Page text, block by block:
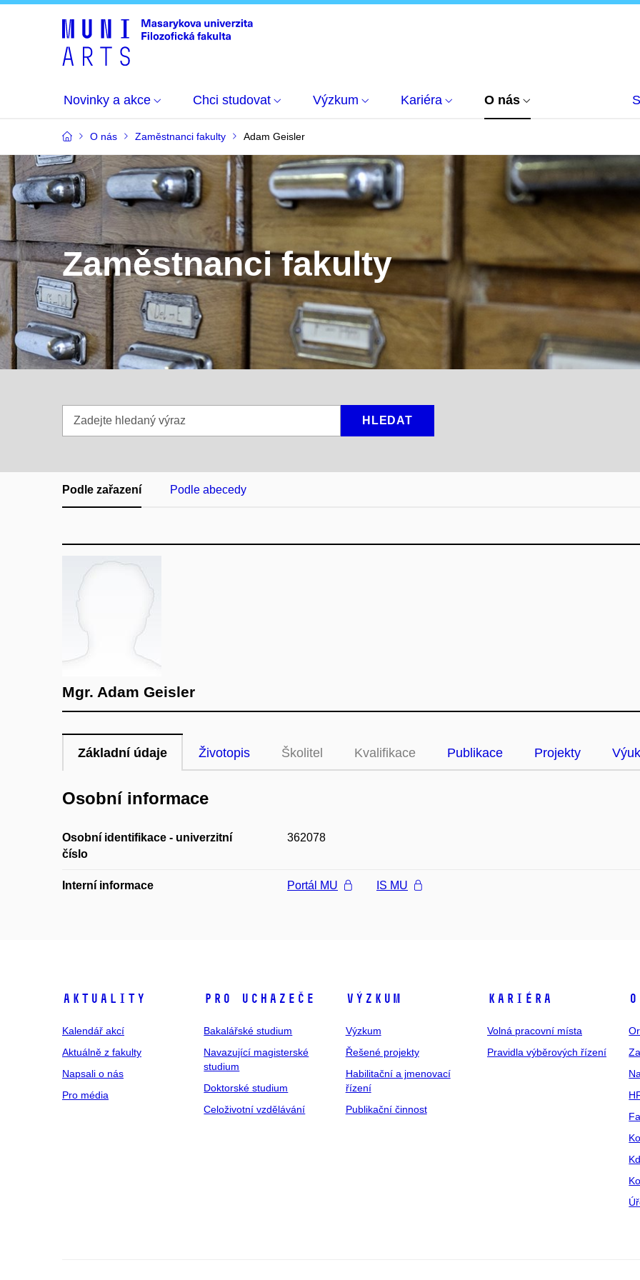
Novinky a akce Chci studovat Výzkum Kariéra O nás
O nás Zaměstnanci fakulty Adam Geisler
Zaměstnanci fakulty
hledaný
HLEDAT
Podle zařazení Podle abecedy
Mgr. Adam Geisler
Základní údaje Životopis Školitel Kvalifikace Publikace Projekty
Osobní informace
Osobní identifikace - univerzitní
číslo
362078
Interní informace Portál MU IS MU
Aktuality
Kalendář akcí
Aktuálně z fakulty
Napsali o nás
Pro média
Pro uchazeče
Bakalářské studium
Navazující magisterské
studium
Doktorské studium
Celoživotní vzdělávání
Výzkum
Výzkum
Řešené projekty
Habilitační a jmenovací
řízení
Publikační činnost
Kariéra
Volná pracovní místa
Pravidla výběrových řízení